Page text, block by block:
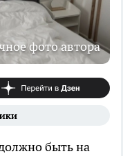
фото автора
быть на